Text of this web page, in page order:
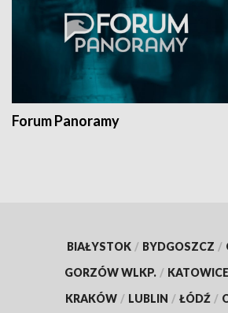
Forum Panoramy
BIAŁYSTOK / BYDGOSZCZ /
GORZÓW WLKP. / KATOWICE
KRAKÓW / LUBLIN / ŁÓDŹ /